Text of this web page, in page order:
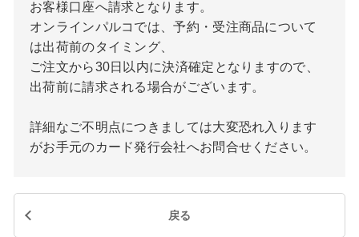
お客様口座へ請求となります。
オンラインパルコでは、予約・受注商品について
は出荷前のタイミング、
ご注文から30日以内に決済確定となりますので、
出荷前に請求される場合がございます。
詳細なご不明点につきましては大変恐れ入ります
がお手元のカード発行会社へお問合せください。
戻る